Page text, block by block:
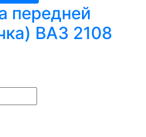
передней
ВАЗ 2108